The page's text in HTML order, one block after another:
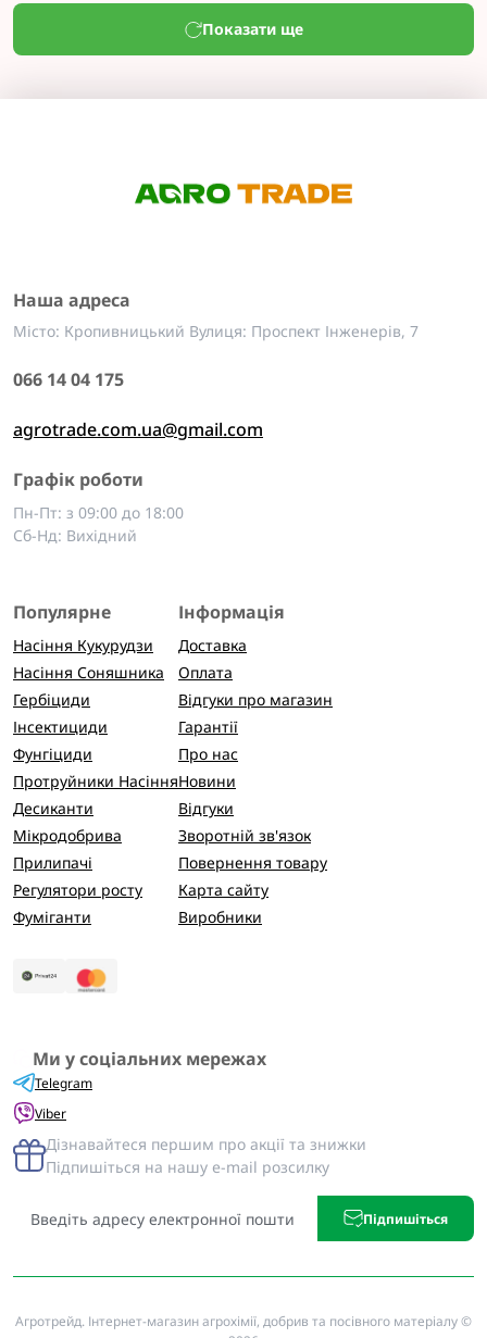
Показати ще
Наша адреса
Місто: Кропивницький Вулиця: Проспект Інженерів, 7
066 14 04 175
agrotrade.com.ua@gmail.com
Графік роботи
Пн-Пт: з 09:00 до 18:00
Сб-Нд: Вихідний
Популярне
Насіння Кукурудзи
Насіння Соняшника
Гербіциди
Інсектициди
Фунгіциди
Протруйники Насіння
Десиканти
Мікродобрива
Прилипачі
Регулятори росту
Фуміганти
Інформація
Доставка
Оплата
Відгуки про магазин
Гарантії
Про нас
Новини
Відгуки
Зворотній зв'язок
Повернення товару
Карта сайту
Виробники
Ми у соціальних мережах
Telegram
Viber
Дізнавайтеся першим про акції та знижки
Підпишіться на нашу e-mail розсилку
Підпишіться
Агротрейд. Інтернет-магазин агрохімії, добрив та посівного матеріалу ©